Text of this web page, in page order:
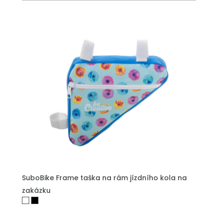
SuboBike Frame taška na rám jízdního kola na
zakázku